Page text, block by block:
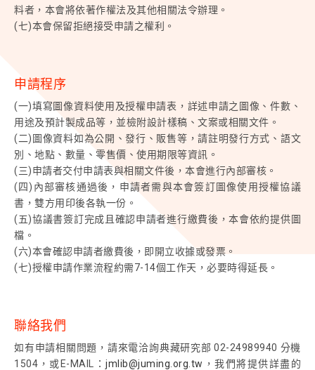
料者，本會將依著作權法及其他相關法令辦理。
(七)本會保留拒絕接受申請之權利。
申請程序
(一)填寫圖像資料使用及授權申請表，詳述申請之圖像、件數、
用途及預計製成品等，並檢附設計樣稿、文案或相關文件。
(二)圖像資料如為公開、發行、販售等，請註明發行方式、語文
別、地點、數量、零售價、使用期限等資訊。
(三)申請者交付申請表與相關文件後，本會進行內部審核。
(四)內部審核通過後，申請者需與本會簽訂圖像使用授權協議
書，雙方用印後各執一份。
(五)協議書簽訂完成且確認申請者進行繳費後，本會依約提供圖
檔。
(六)本會確認申請者繳費後，即開立收據或發票。
(七)授權申請作業流程約需7-14個工作天，必要時得延長。
聯絡我們
如有申請相關問題，請來電洽詢典藏研究部 02-24989940 分機
1504，或E-MAIL：jmlib@juming.org.tw ，我們將提供詳盡的